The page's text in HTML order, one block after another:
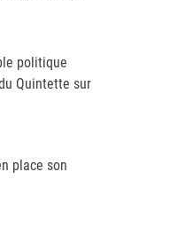
politique
Quintette sur
place son